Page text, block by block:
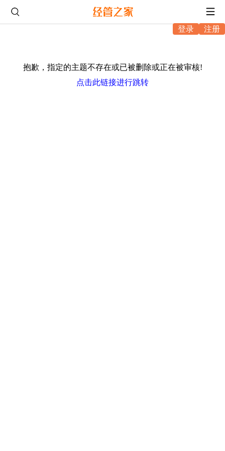
登录 注册
抱歉，指定的主题不存在或已被删除或正在被审核!
点击此链接进行跳转